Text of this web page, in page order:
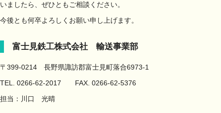
いましたら、ぜひともご相談ください。
今後とも何卒よろしくお願い申し上げます。
富士見鉄工株式会社 輸送事業部
〒399-0214 長野県諏訪郡富士見町落合6973-1
TEL. 0266-62-2017 FAX. 0266-62-5376
担当：川口 光晴